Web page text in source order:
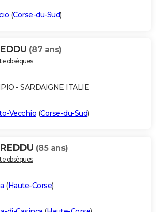
(Corse-du-Sud)
(87 ans)
obsèques
- SARDAIGNE ITALIE
Vecchio (Corse-du-Sud)
(85 ans)
obsèques
(Haute-Corse)